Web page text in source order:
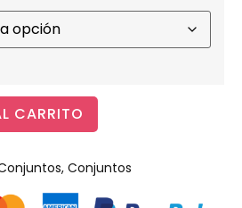
CARRITO
, Conjuntos